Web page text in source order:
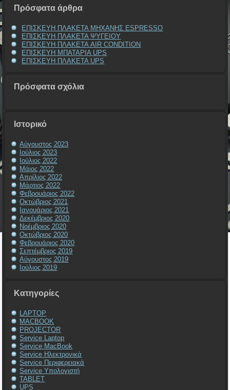
Πρόσφατα άρθρα
ΕΠΙΣΚΕΥΗ ΠΛΑΚΕΤΑ ΜΗΧΑΝΗΣ ESPRESSO
ΕΠΙΣΚΕΥΗ ΠΛΑΚΕΤΑ ΨΥΓΕΙΟΥ
ΕΠΙΣΚΕΥΗ ΠΛΑΚΕΤΑ AIR CONDITION
ΕΠΙΣΚΕΥΗ ΜΠΑΤΑΡΙΑ UPS
ΕΠΙΣΚΕΥΗ ΠΛΑΚΕΤΑ UPS
Πρόσφατα σχόλια
Ιστορικό
Αύγουστος 2023
Ιούλιος 2023
Ιούλιος 2022
Μάιος 2022
Απρίλιος 2022
Μάρτιος 2022
Φεβρουάριος 2022
Οκτώβριος 2021
Ιανουάριος 2021
Δεκέμβριος 2020
Νοέμβριος 2020
Οκτώβριος 2020
Φεβρουάριος 2020
Σεπτέμβριος 2019
Αύγουστος 2019
Ιούλιος 2019
Kατηγορίες
LAPTOP
MACBOOK
PROJECTOR
Service Laptop
Service MacBook
Service Ηλεκτρονικά
Service Περιφερειακά
Service Υπολογιστή
TABLET
UPS